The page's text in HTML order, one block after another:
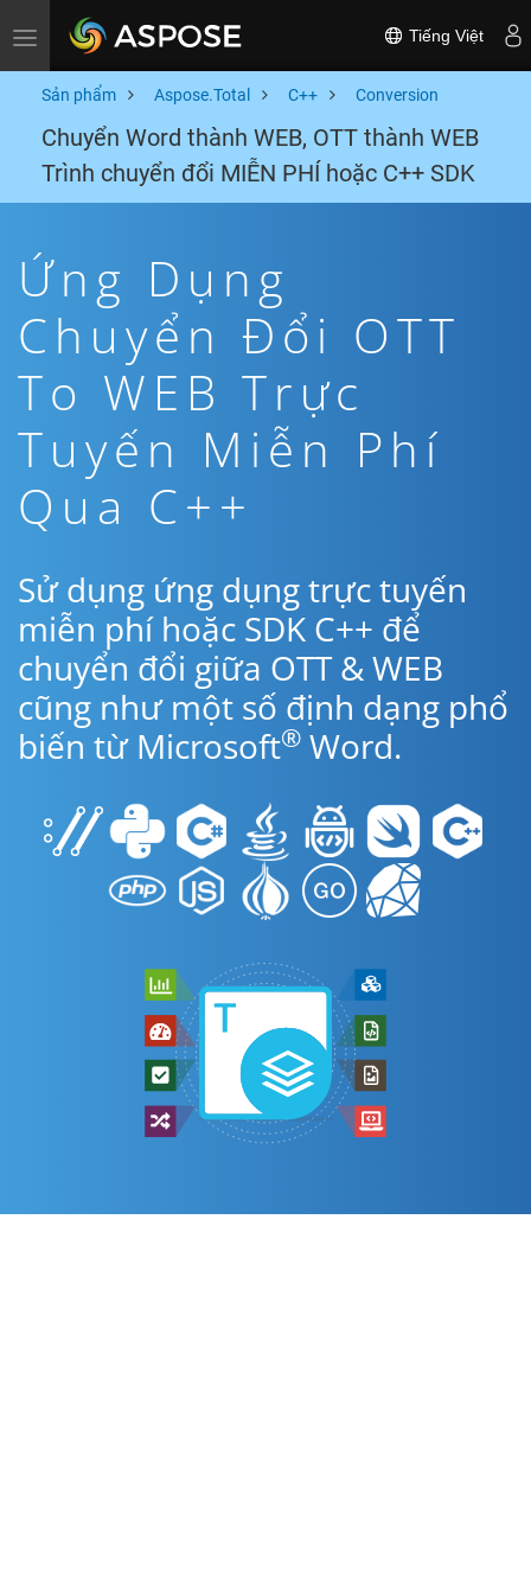
Toggle navigation Tiếng Việt
Sản phẩm Aspose.Total C++ Conversion
Chuyển Word thành WEB, OTT thành WEB
Trình chuyển đổi MIỄN PHÍ hoặc C++ SDK
Ứng Dụng
Chuyển Đổi OTT
To WEB Trực
Tuyến Miễn Phí
Qua C++
Sử dụng ứng dụng trực tuyến
miễn phí hoặc SDK C++ để
chuyển đổi giữa OTT & WEB
cũng như một số định dạng phổ
biến từ Microsoft® Word.